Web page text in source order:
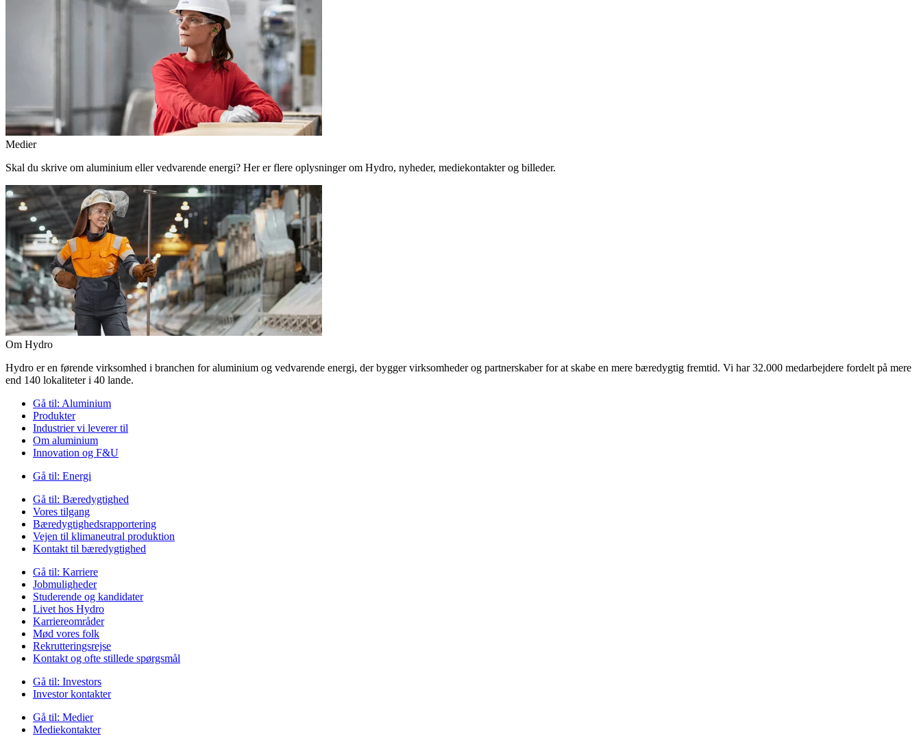
Medier
Skal du skrive om aluminium eller vedvarende energi? Her er flere oplysninger om Hydro, nyheder, mediekontakter og billeder.
Om Hydro
Hydro er en førende virksomhed i branchen for aluminium og vedvarende energi, der bygger virksomheder og partnerskaber for at skabe en mere bæredygtig fremtid. Vi har 32.000 medarbejdere fordelt på mere
end 140 lokaliteter i 40 lande.
Gå til: Aluminium
Produkter
Industrier vi leverer til
Om aluminium
Innovation og F&U
Gå til: Energi
Gå til: Bæredygtighed
Vores tilgang
Bæredygtighedsrapportering
Vejen til klimaneutral produktion
Kontakt til bæredygtighed
Gå til: Karriere
Jobmuligheder
Studerende og kandidater
Livet hos Hydro
Karriereområder
Mød vores folk
Rekrutteringsrejse
Kontakt og ofte stillede spørgsmål
Gå til: Investors
Investor kontakter
Gå til: Medier
Mediekontakter